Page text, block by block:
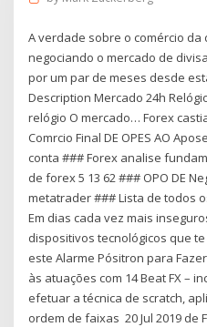
A verdade sobre o comércio
negociando o mercado de
por um par de meses desde
Description Mercado 24h
relógio O mercado… Forex
Comrcio Final DE OPES AO
conta ### Forex analise
de forex 5 13 62 ### OPO DE
metatrader ### Lista de todos
Em dias cada vez mais
dispositivos tecnológicos que
este Alarme Pósitron para
às atuações com 14 Beat FX –
efetuar a técnica de scratch,
ordem de faixas 20 Jul 2019 de